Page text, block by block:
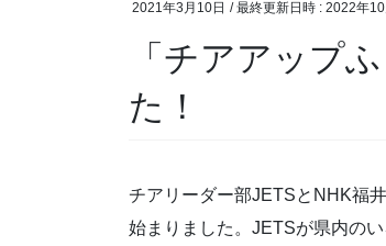
2021年3月10日 / 最終更新日時 : 2022年10
「チアアップ
た！
チアリーダー部JETSとNHK福
始まりました。JETSが県内の